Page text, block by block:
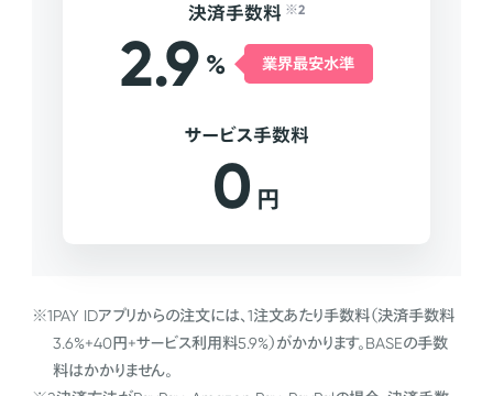
決済手数料 ※2
2.9 % 業界最安水準
サービス手数料
0 円
※1PAY IDアプリからの注文には、1注文あたり手数料（決済手数料
3.6%+40円+サービス利用料5.9%）がかかります。BASEの手数
料はかかりません。